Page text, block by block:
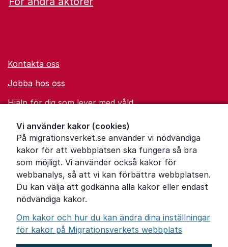
Vi använder kakor (cookies)
På migrationsverket.se använder vi nödvändiga
kakor för att webbplatsen ska fungera så bra
som möjligt. Vi använder också kakor för
webbanalys, så att vi kan förbättra webbplatsen.
Du kan välja att godkänna alla kakor eller endast
nödvändiga kakor.
Om kakor och hur du kan ändra dina inställningar
för kakor på Migrationsverkets webbplats
Kontakta oss
Jobba hos oss
Hjälp för dig som lever med våld
Ordförklaringar
Om Migrationsverket
Pressrum
Tillgänglighetsredogörelse
Other languages